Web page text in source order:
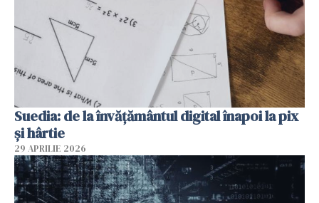
Suedia: de la învățământul digital înapoi la pix
și hârtie
29 APRILIE 2026